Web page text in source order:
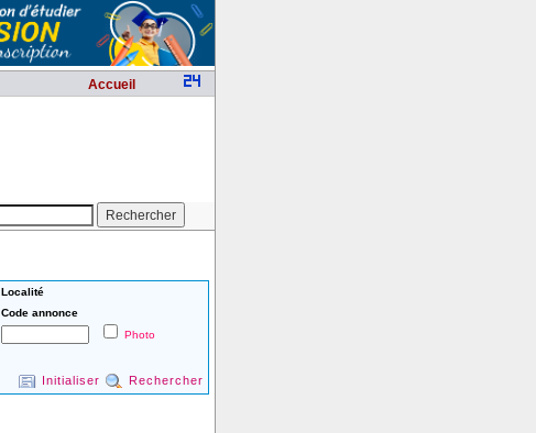
Accueil
Localité
Code annonce
Photo
Initialiser Rechercher